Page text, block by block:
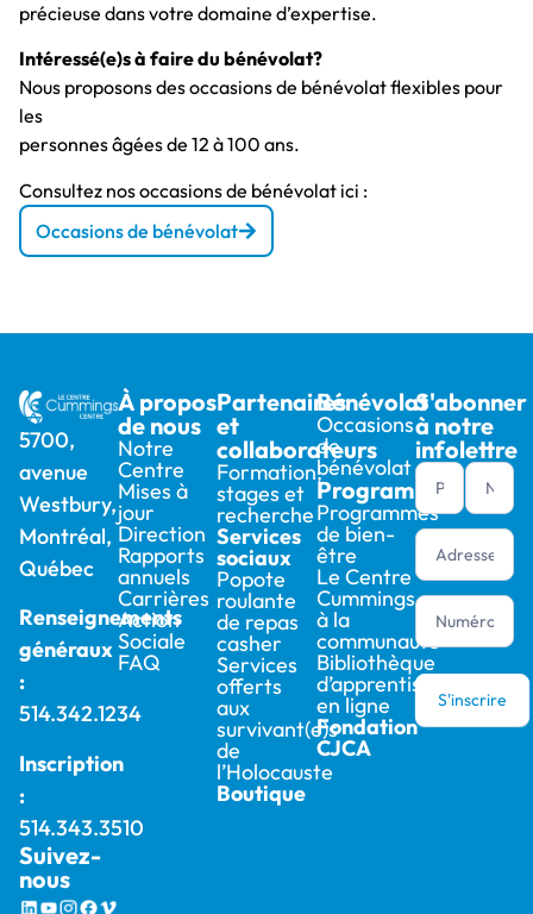
précieuse dans votre domaine d’expertise.
Intéressé(e)s à faire du bénévolat?
Nous proposons des occasions de bénévolat flexibles pour
les
personnes âgées de 12 à 100 ans.
Consultez nos occasions de bénévolat ici :
Occasions de bénévolat
5700,
avenue
Westbury,
Montréal,
Québec
Renseignements
généraux
:
514.342.1234
Inscription
:
514.343.3510
Suivez-
nous
À propos
de nous
Notre
Centre
Mises à
jour
Direction
Rapports
annuels
Carrières
Action
Sociale
FAQ
Partenaires
et
collaborateurs
Formation,
stages et
recherche
Services
sociaux
Popote
roulante
de repas
casher
Services
offerts
aux
survivant(e)s
de
l’Holocauste
Boutique
Bénévolat
Occasions
de
bénévolat
Programmes
Programmes
de bien-
être
Le Centre
Cummings
à la
communauté
Bibliothèque
d’apprentissage
en ligne
Fondation
CJCA
S'abonner
à notre
infolettre
Newsletter
footer (fr)
S'inscrire